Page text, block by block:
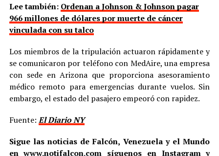
Lee también: Ordenan a Johnson & Johnson pagar
966 millones de dólares por muerte de cáncer
vinculada con su talco
Los miembros de la tripulación actuaron rápidamente y
se comunicaron por teléfono con MedAire, una empresa
con sede en Arizona que proporciona asesoramiento
médico remoto para emergencias durante vuelos. Sin
embargo, el estado del pasajero empeoró con rapidez.
Fuente: El Diario NY
Sigue las noticias de Falcón, Venezuela y el Mundo
enwww.notifalcon.com síguenos en Instagramy